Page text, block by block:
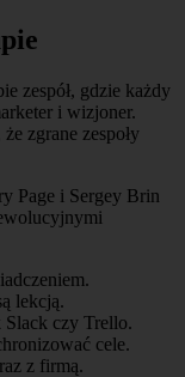
zespół, gdzie każdy
i wizjoner.
zgrane zespoły
Page i Sergey Brin
lekcją.
czy Trello.
cele.
z firmą.